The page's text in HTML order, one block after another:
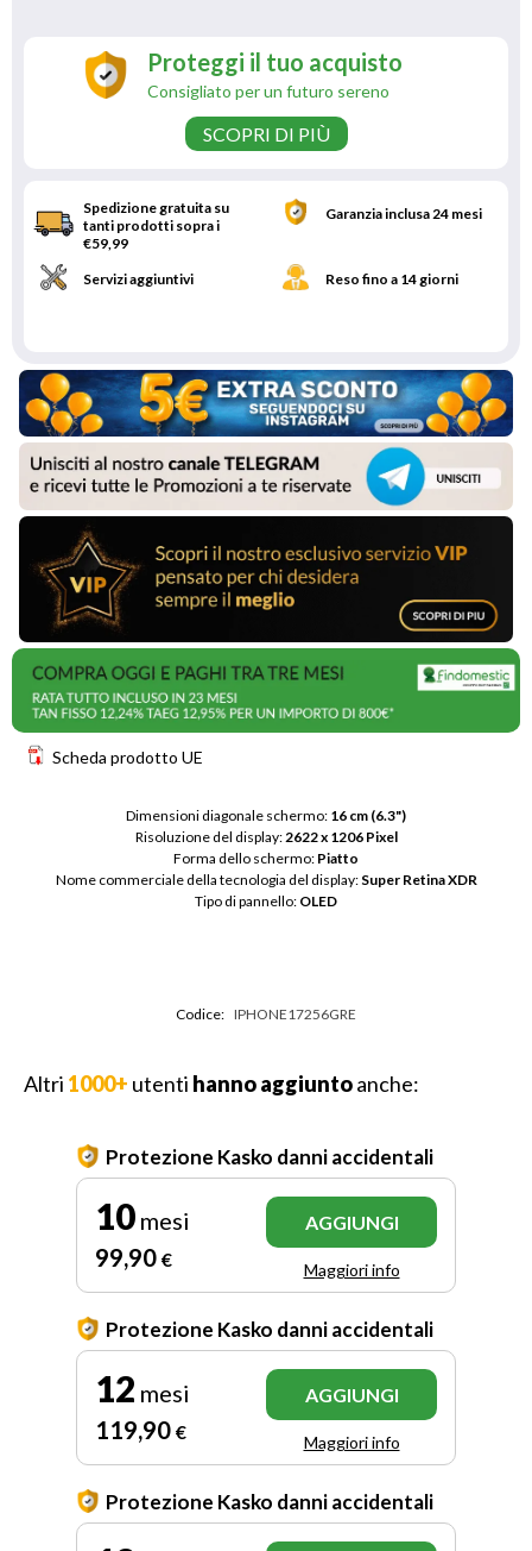
Proteggi il tuo acquisto
Consigliato per un futuro sereno
SCOPRI DI PIÙ
Spedizione gratuita su
tanti prodotti sopra i
€59,99
Garanzia inclusa 24 mesi
Servizi aggiuntivi Reso fino a 14 giorni
Scheda prodotto UE
Dimensioni diagonale schermo: 16 cm (6.3")
Risoluzione del display: 2622 x 1206 Pixel
Forma dello schermo: Piatto
Nome commerciale della tecnologia del display: Super Retina XDR
Tipo di pannello: OLED
Codice: IPHONE17256GRE
Altri 1000+ utenti hanno aggiuntoanche:
Protezione Kasko danni accidentali
10 mesi
99,90 €
AGGIUNGI
Maggiori info
Protezione Kasko danni accidentali
12 mesi
119,90 €
AGGIUNGI
Maggiori info
Protezione Kasko danni accidentali